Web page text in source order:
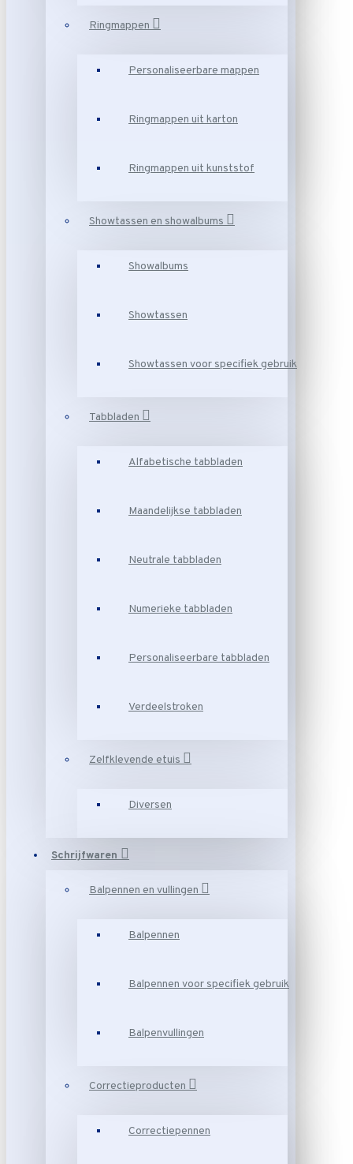
Ringmappen
Personaliseerbare mappen
Ringmappen uit karton
Ringmappen uit kunststof
Showtassen en showalbums
Showalbums
Showtassen
Showtassen voor specifiek gebruik
Tabbladen
Alfabetische tabbladen
Maandelijkse tabbladen
Neutrale tabbladen
Numerieke tabbladen
Personaliseerbare tabbladen
Verdeelstroken
Zelfklevende etuis
Diversen
Schrijfwaren
Balpennen en vullingen
Balpennen
Balpennen voor specifiek gebruik
Balpenvullingen
Correctieproducten
Correctiepennen